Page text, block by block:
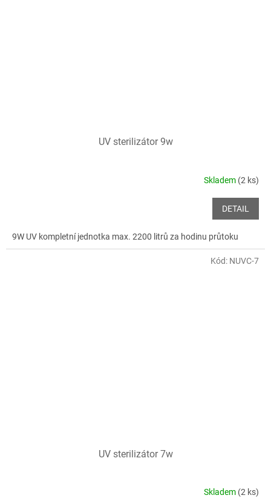
UV sterilizátor 9w
Skladem (2 ks)
DETAIL
9W UV kompletní jednotka max. 2200 litrů za hodinu průtoku
UV sterilizátor 7w
Skladem (2 ks)
Kód: NUVC-7